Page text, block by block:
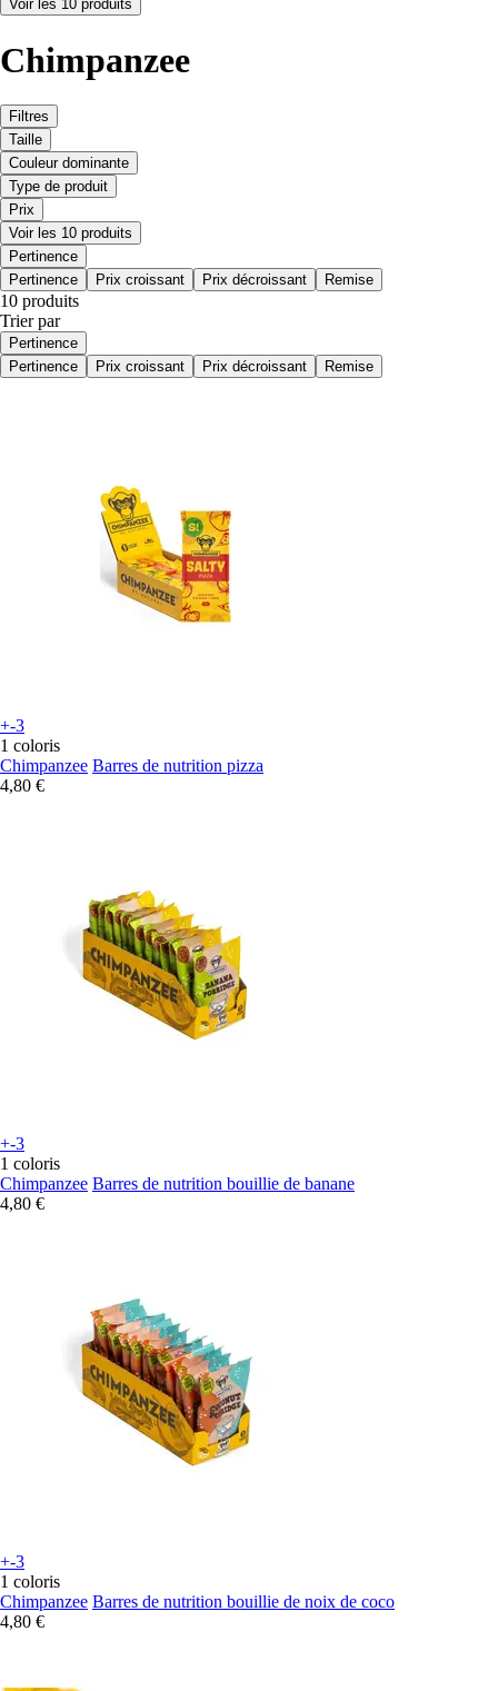
Voir les 10 produits
Chimpanzee
Filtres
Taille
Couleur dominante
Type de produit
Prix
Voir les 10 produits
Pertinence
Pertinence
Prix croissant Prix décroissant Remise
10 produits
Trier par
Pertinence
Pertinence
Prix croissant Prix décroissant Remise
+-3
1 coloris
Chimpanzee Barres de nutrition pizza
4,80 €
+-3
1 coloris
Chimpanzee Barres de nutrition bouillie de banane
4,80 €
+-3
1 coloris
Chimpanzee Barres de nutrition bouillie de noix de coco
4,80 €